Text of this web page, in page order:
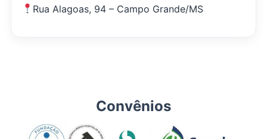
Rua Alagoas, 94 – Campo Grande/MS
Convênios